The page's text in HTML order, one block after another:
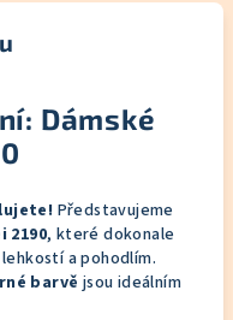
Dámské
Představujeme
2190, které dokonale
a pohodlím.
barvě jsou ideálním